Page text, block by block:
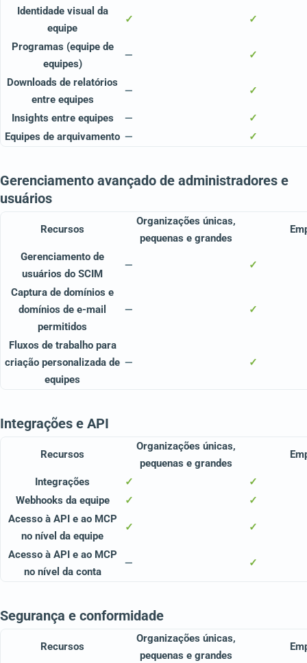
Identidade visual da
equipe
✓ ✓
Programas (equipe de
equipes)
— ✓
Downloads de relatórios
entre equipes
— ✓
Insights entre equipes —
✓
Equipes de arquivamento — ✓
Gerenciamento avançado de administradores e
usuários
Recursos
Organizações únicas,
pequenas e grandes
Gerenciamento de
usuários do SCIM
— ✓
Captura de domínios e
domínios de e-mail
permitidos
— ✓
Fluxos de trabalho para
criação personalizada de
equipes
— ✓
Integrações e API
Recursos
Organizações únicas,
pequenas e grandes
Integrações ✓
✓
Webhooks da equipe
✓
✓
Acesso à API e ao MCP
no nível da equipe
✓ ✓
Acesso à API e ao MCP
no nível da conta
— ✓
Segurança e conformidade
Recursos
Organizações únicas,
pequenas e grandes